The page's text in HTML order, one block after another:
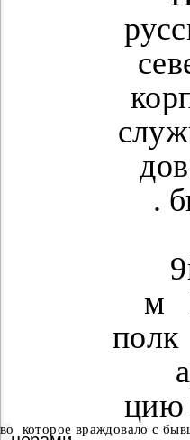
.
9
м
полк
цию
во которое враждовало с